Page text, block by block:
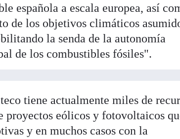
española a escala europea, así
de los objetivos climáticos
la senda de la autonomía
de los combustibles fósiles".
tiene actualmente miles de
proyectos eólicos y fotovoltaicos
y en muchos casos con la